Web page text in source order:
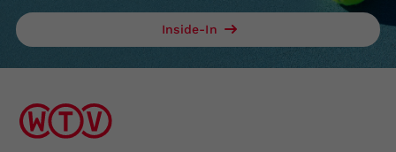
Inside-In